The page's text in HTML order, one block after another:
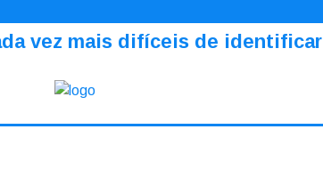
vez mais difíceis de identificar